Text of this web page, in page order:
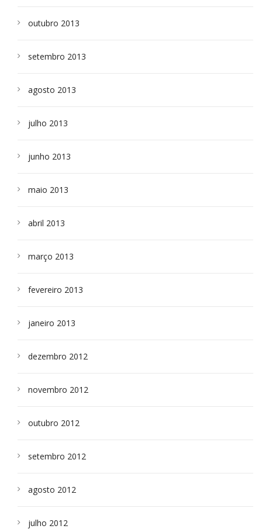
outubro 2013
setembro 2013
agosto 2013
julho 2013
junho 2013
maio 2013
abril 2013
março 2013
fevereiro 2013
janeiro 2013
dezembro 2012
novembro 2012
outubro 2012
setembro 2012
agosto 2012
julho 2012